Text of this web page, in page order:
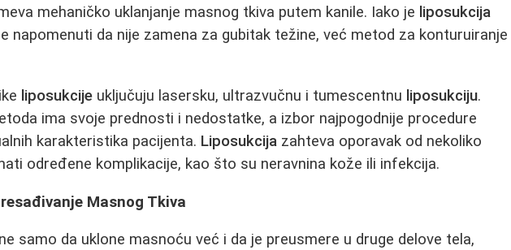
mehaničko uklanjanje masnog tkiva putem kanile. Iako je liposukcija
napomenuti da nije zamena za gubitak težine, već metod za konturuiranje
liposukcije uključuju lasersku, ultrazvučnu i tumescentnu liposukciju.
ima svoje prednosti i nedostatke, a izbor najpogodnije procedure
karakteristika pacijenta. Liposukcija zahteva oporavak od nekoliko
određene komplikacije, kao što su neravnina kože ili infekcija.
Masnog Tkiva
samo da uklone masnoću već i da je preusmere u druge delove tela,